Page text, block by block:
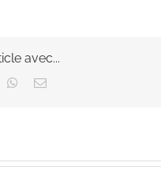
avec...
WhatsApp
Email